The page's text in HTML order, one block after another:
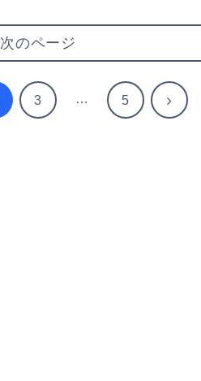
次のページ
3 … 5 次